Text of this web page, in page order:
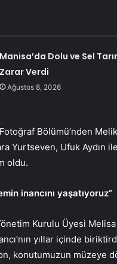
Manisa’da Dolu ve Sel
Zarar Verdi
Ağustos 8, 2026
Bölümü’nden
Yurtseven, Ufuk Aydın
oldu.
inancını yaşatıyoruz”
Kurulu Üyesi
yıllar içinde
konutumuzun müzeye